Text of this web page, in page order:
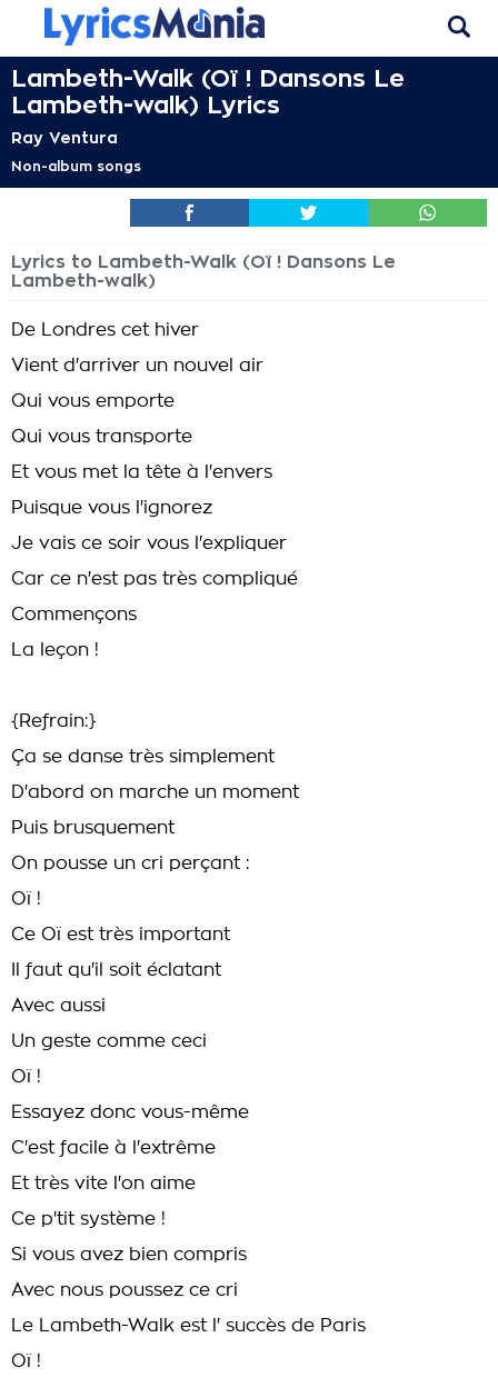
Lambeth-Walk (Oï ! Dansons Le
Lambeth-walk) Lyrics
Ray Ventura
Non-album songs
Lyrics to Lambeth-Walk (Oï ! Dansons Le
Lambeth-walk)
De Londres cet hiver
Vient d'arriver un nouvel air
Qui vous emporte
Qui vous transporte
Et vous met la tête à l'envers
Puisque vous l'ignorez
Je vais ce soir vous l'expliquer
Car ce n'est pas très compliqué
Commençons
La leçon !
{Refrain:}
Ça se danse très simplement
D'abord on marche un moment
Puis brusquement
On pousse un cri perçant :
Oï !
Ce Oï est très important
Il faut qu'il soit éclatant
Avec aussi
Un geste comme ceci
Oï !
Essayez donc vous-même
C'est facile à l'extrême
Et très vite l'on aime
Ce p'tit système !
Si vous avez bien compris
Avec nous poussez ce cri
Le Lambeth-Walk est l' succès de Paris
Oï !